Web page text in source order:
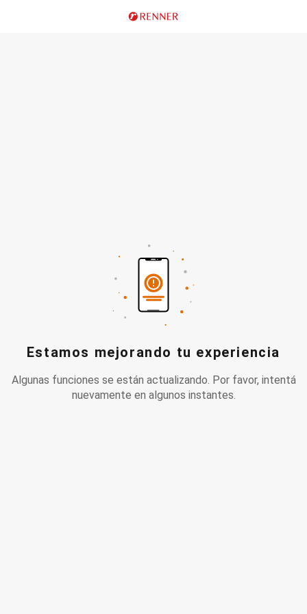
Estamos mejorando tu experiencia
Algunas funciones se están actualizando. Por favor, intentá
nuevamente en algunos instantes.